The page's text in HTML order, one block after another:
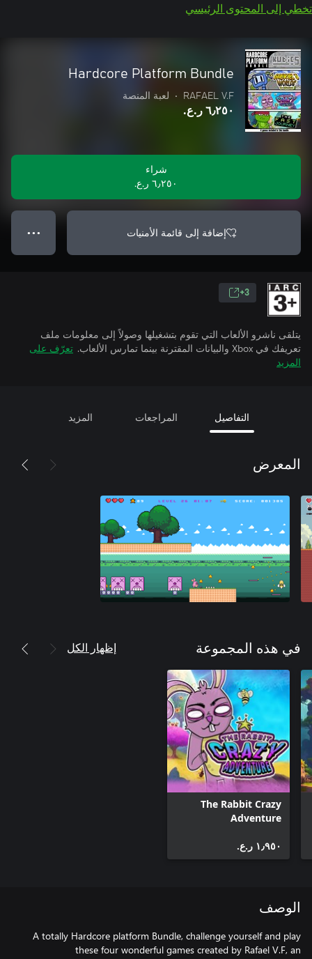
تخطي إلى المحتوى الرئيسي
Hardcore Platform Bundle
RAFAEL V.F
• لعبة المنصة
٦٫٢٥٠ ر.ع.‏
شراء
٦٫٢٥٠ ر.ع.‏
إضافة إلى قائمة الأمنيات ● ● ●
3+
يتلقى ناشرو الألعاب التي تقوم بتشغيلها وصولاً إلى معلومات ملف
تعريفك في Xbox والبيانات المقترنة بينما تمارس الألعاب.
تعرّف على
المزيد
التفاصيل المراجعات المزيد
المعرض
في هذه المجموعة إظهار الكل
The Rabbit Crazy
Adventure
١٫٩٥٠ ر.ع.‏
الوصف
A totally Hardcore platform Bundle, challenge yourself and play
these four wonderful games created by Rafael V.F, an